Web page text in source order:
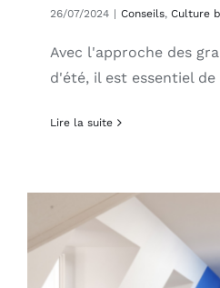
26/07/2024 | Conseils, Culture
Avec l'approche des
d'été, il est essentiel de
Lire la suite